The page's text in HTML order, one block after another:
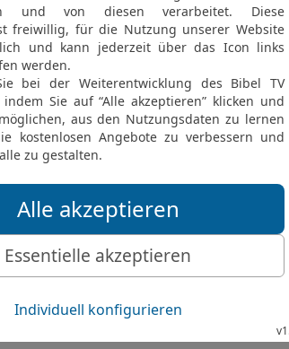
© 2000 Genfer Bibelgesellschaft
in der New International Version
Eliehoenai son of
Copyright © 1979, 1984, 2011 by Biblica, Inc. Used with
aus der Sippe Pahat-